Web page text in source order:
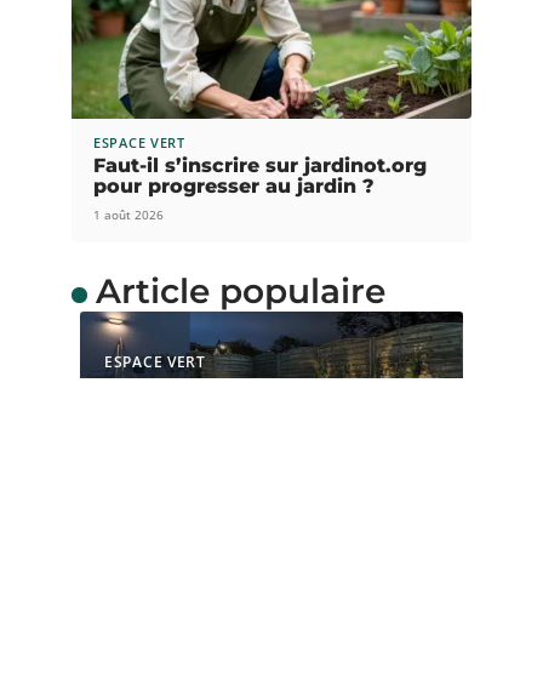
ESPACE VERT
Faut-il s’inscrire sur jardinot.org
pour progresser au jardin ?
1 août 2026
Article populaire
ESPACE VERT